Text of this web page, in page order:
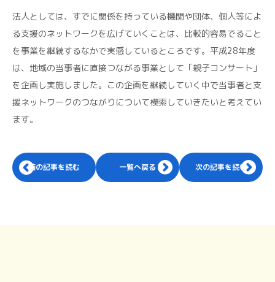
法人としては、すでに関係を持っている機関や団体、個人等によ
る支援のネットワークを広げていくことは、比較的容易でること
を事業を継続するなかで実感しているところです。平成28年度
は、地域の当事者に直接つながる事業として「親子コンサート」
を企画し実施しました。この企画を継続していく中で当事者と支
援ネットワークのつながりについて模索していきたいと考えてい
ます。
前の記事を読む 一覧へ戻る 次の記事を読む